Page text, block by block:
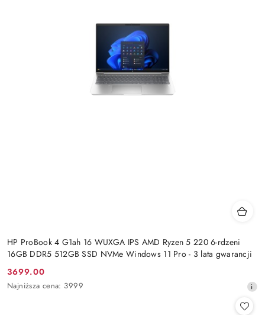
HP ProBook 4 G1ah 16 WUXGA IPS AMD Ryzen 5 220 6-rdzeni
16GB DDR5 512GB SSD NVMe Windows 11 Pro - 3 lata gwarancji
Cena
promocyjna:
3699.00
Najniższa
Najniższa cena: 3999